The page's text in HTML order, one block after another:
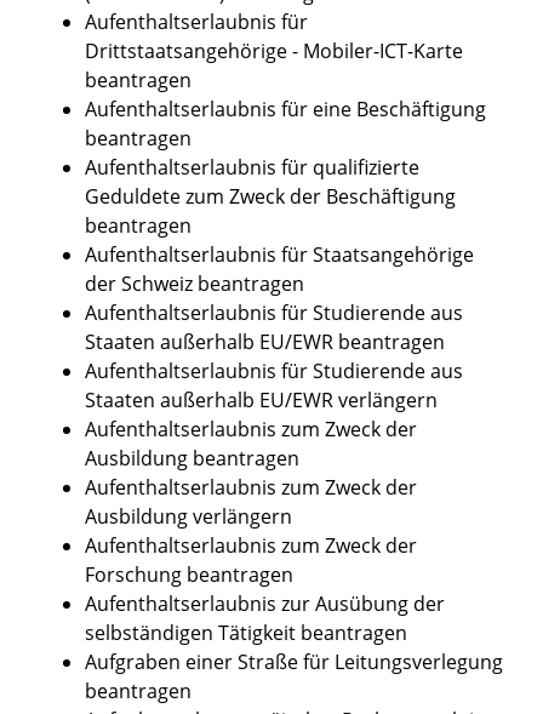
Aufenthaltserlaubnis für
Drittstaatsangehörige - Mobiler-ICT-Karte
beantragen
Aufenthaltserlaubnis für eine Beschäftigung
beantragen
Aufenthaltserlaubnis für qualifizierte
Geduldete zum Zweck der Beschäftigung
beantragen
Aufenthaltserlaubnis für Staatsangehörige
der Schweiz beantragen
Aufenthaltserlaubnis für Studierende aus
Staaten außerhalb EU/EWR beantragen
Aufenthaltserlaubnis für Studierende aus
Staaten außerhalb EU/EWR verlängern
Aufenthaltserlaubnis zum Zweck der
Ausbildung beantragen
Aufenthaltserlaubnis zum Zweck der
Ausbildung verlängern
Aufenthaltserlaubnis zum Zweck der
Forschung beantragen
Aufenthaltserlaubnis zur Ausübung der
selbständigen Tätigkeit beantragen
Aufgraben einer Straße für Leitungsverlegung
beantragen